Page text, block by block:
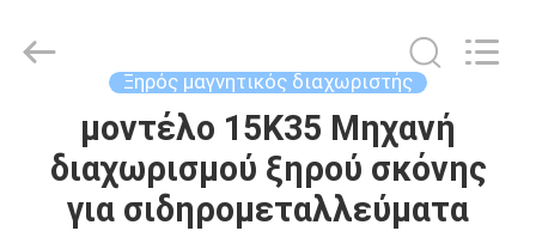
ΣΠΊΤΙ
ΠΡΟΪΌΝΤΑ
Ξηρός μαγνητικός διαχωριστής
μοντέλο 15K35 Μηχανή
διαχωρισμού ξηρού σκόνης
για σιδηρομεταλλεύματα